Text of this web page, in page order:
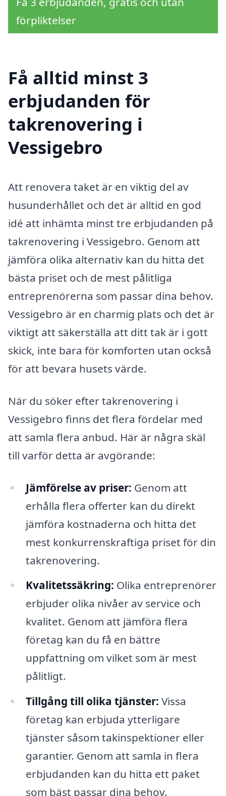
förpliktelser
Få alltid minst 3
erbjudanden för
takrenovering i
Vessigebro
Att renovera taket är en viktig del av
husunderhållet och det är alltid en god
idé att inhämta minst tre erbjudanden på
takrenovering i Vessigebro. Genom att
jämföra olika alternativ kan du hitta det
bästa priset och de mest pålitliga
entreprenörerna som passar dina behov.
Vessigebro är en charmig plats och det är
viktigt att säkerställa att ditt tak är i gott
skick, inte bara för komforten utan också
för att bevara husets värde.
När du söker efter takrenovering i
Vessigebro finns det flera fördelar med
att samla flera anbud. Här är några skäl
till varför detta är avgörande:
Jämförelse av priser: Genom att
erhålla flera offerter kan du direkt
jämföra kostnaderna och hitta det
mest konkurrenskraftiga priset för din
takrenovering.
Kvalitetssäkring: Olika entreprenörer
erbjuder olika nivåer av service och
kvalitet. Genom att jämföra flera
företag kan du få en bättre
uppfattning om vilket som är mest
pålitligt.
Tillgång till olika tjänster: Vissa
företag kan erbjuda ytterligare
tjänster såsom takinspektioner eller
garantier. Genom att samla in flera
erbjudanden kan du hitta ett paket
som bäst passar dina behov.